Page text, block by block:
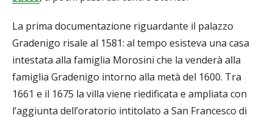
La prima documentazione riguardante il palazzo
Gradenigo risale al 1581: al tempo esisteva una casa
intestata alla famiglia Morosini che la venderà alla
famiglia Gradenigo intorno alla metà del 1600. Tra
1661 e il 1675 la villa viene riedificata e ampliata con
l’aggiunta dell’oratorio intitolato a San Francesco di